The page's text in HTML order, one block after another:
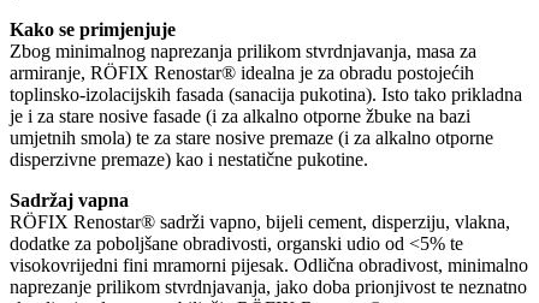
Kako se primjenjuje
Zbog minimalnog naprezanja prilikom stvrdnjavanja, masa za
armiranje, RÖFIX Renostar® idealna je za obradu postojećih
toplinsko-izolacijskih fasada (sanacija pukotina). Isto tako prikladna
je i za stare nosive fasade (i za alkalno otporne žbuke na bazi
umjetnih smola) te za stare nosive premaze (i za alkalno otporne
disperzivne premaze) kao i nestatične pukotine.
Sadržaj vapna
RÖFIX Renostar® sadrži vapno, bijeli cement, disperziju, vlakna,
dodatke za poboljšane obradivosti, organski udio od <5% te
visokovrijedni fini mramorni pijesak. Odlična obradivost, minimalno
naprezanje prilikom stvrdnjavanja, jako doba prionjivost te neznatno